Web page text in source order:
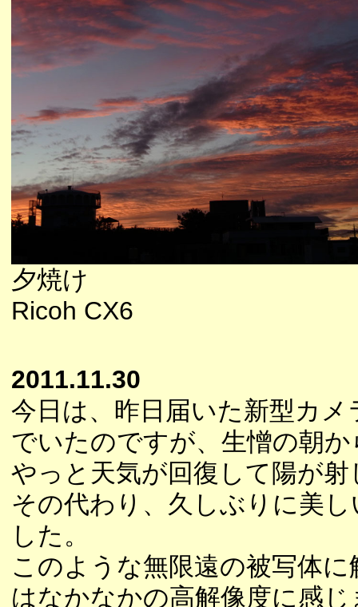
夕焼け
Ricoh CX6
2011.11.30
今日は、昨日届いた新型カ
でいたのですが、生憎の朝
やっと天気が回復して陽が
その代わり、久しぶりに美
した。
このような無限遠の被写体
はなかなかの高解像度に感じ